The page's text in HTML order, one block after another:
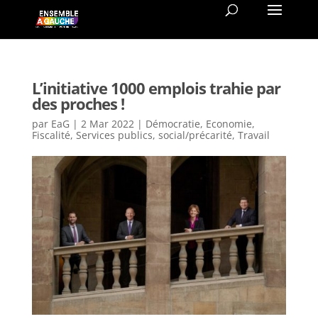
L’initiative 1000 emplois trahie par
des proches !
par EaG | 2 Mar 2022| Démocratie, Economie,
Fiscalité, Services publics, social/précarité, Travail